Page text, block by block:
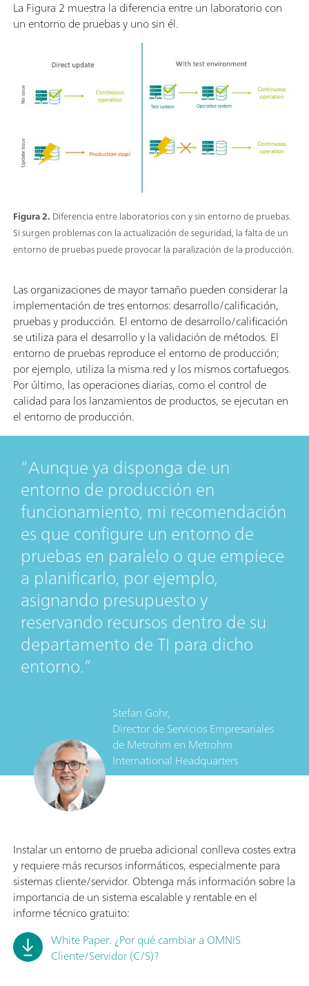
La Figura 2 muestra la diferencia entre un laboratorio con
un entorno de pruebas y uno sin él.
Figura 2. Diferencia entre laboratorios con y sin entorno de pruebas.
Si surgen problemas con la actualización de seguridad, la falta de un
entorno de pruebas puede provocar la paralización de la producción.
Las organizaciones de mayor tamaño pueden considerar la
implementación de tres entornos: desarrollo/calificación,
pruebas y producción. El entorno de desarrollo/calificación
se utiliza para el desarrollo y la validación de métodos. El
entorno de pruebas reproduce el entorno de producción;
por ejemplo, utiliza la misma red y los mismos cortafuegos.
Por último, las operaciones diarias, como el control de
calidad para los lanzamientos de productos, se ejecutan en
el entorno de producción.
Aunque ya disponga de un
entorno de producción en
funcionamiento, mi recomendación
es que configure un entorno de
pruebas en paralelo o que empiece
a planificarlo, por ejemplo,
asignando presupuesto y
reservando recursos dentro de su
departamento de TI para dicho
entorno.
Stefan Gohr,
Director de Servicios Empresariales
de Metrohm en Metrohm
International Headquarters
Instalar un entorno de prueba adicional conlleva costes extra
y requiere más recursos informáticos, especialmente para
sistemas cliente/servidor. Obtenga más información sobre la
importancia de un sistema escalable y rentable en el
informe técnico gratuito:
White Paper: ¿Por qué cambiar a OMNIS
Cliente/Servidor (C/S)?